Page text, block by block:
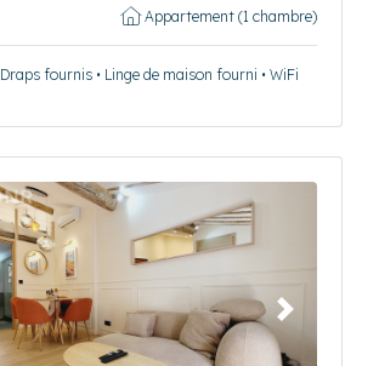
Appartement (1 chambre)
fournis • Linge de maison fourni • WiFi
Suivant